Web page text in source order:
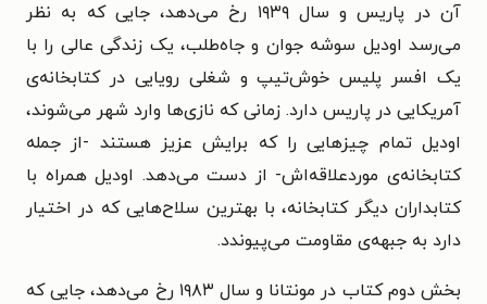
آن در پاریس و سال ۱۹۳۹ رخ می‌دهد، جایی که به نظر
می‌رسد اودیل سوشه جوان و جاه‌طلب، یک زندگی عالی را با
یک افسر پلیس خوش‌تیپ و شغلی رویایی در کتابخانه‌ی
آمریکایی در پاریس دارد. زمانی که نازی‌ها وارد شهر می‌شوند،
اودیل تمام چیزهایی را که برایش عزیز هستند -از جمله
کتابخانه‌ی موردعلاقه‌اش- از دست می‌دهد. اودیل همراه با
کتابداران دیگر کتابخانه، با بهترین سلاح‌هایی که در اختیار
دارد به جبهه‌ی مقاومت می‌پیوندد.
بخش دوم کتاب در مونتانا و سال ۱۹۸۳ رخ می‌دهد، جایی که